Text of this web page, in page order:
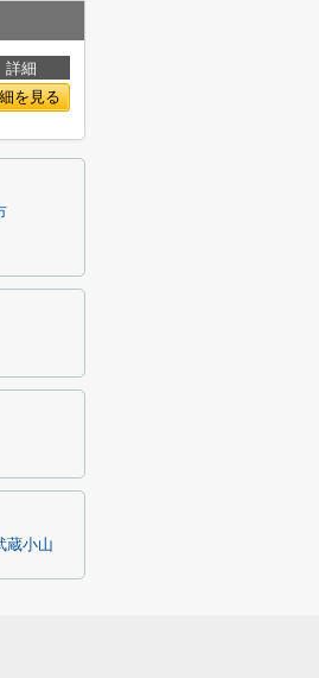
詳細
を見る
蔵小山